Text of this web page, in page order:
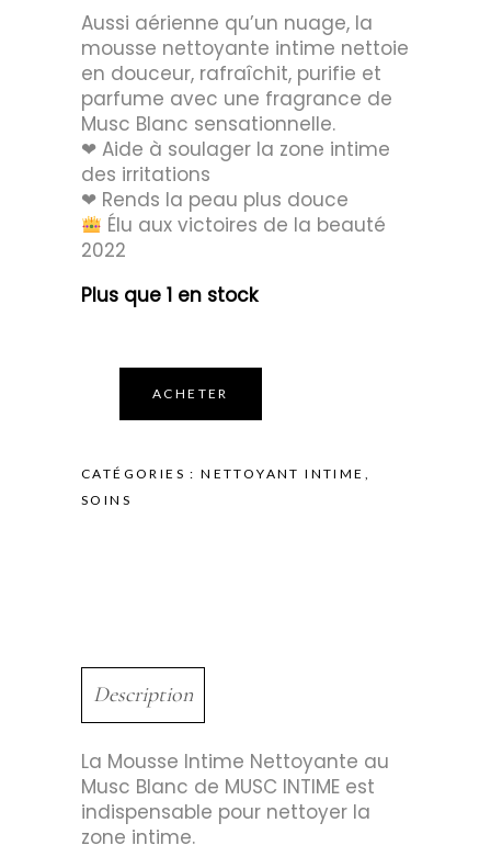
Aussi aérienne qu’un nuage, la
mousse nettoyante intime nettoie
en douceur, rafraîchit, purifie et
parfume avec une fragrance de
Musc Blanc sensationnelle.
❤︎ Aide à soulager la zone intime
des irritations
❤︎ Rends la peau plus douce
Élu aux victoires de la beauté
2022
Plus que 1 en stock
ACHETER
CATÉGORIES :NETTOYANT INTIME ,
SOINS
Description
La Mousse Intime Nettoyante au
Musc Blanc de MUSC INTIME est
indispensable pour nettoyer la
zone intime.